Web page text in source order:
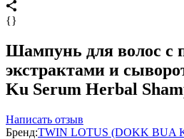
{}
Шампунь для волос с
экстрактами и
Ku Serum Herbal
Написать отзыв
Бренд:TWIN LOTUS (DOKK BUA